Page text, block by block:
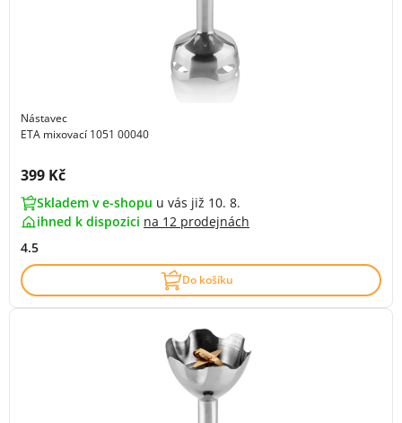
Nástavec
ETA mixovací 1051 00040
Cena s DPH:
399 Kč
Skladem v e-shopu u vás již 10. 8.
ihned k dispozici na 12 prodejnách
4.5
Do košíku